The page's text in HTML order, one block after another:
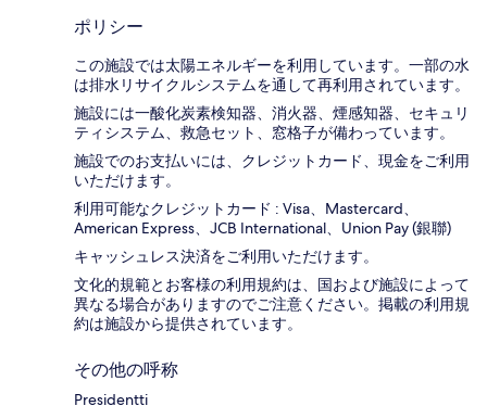
ポリシー
この施設では太陽エネルギーを利用しています。一部の水
は排水リサイクルシステムを通して再利用されています。
施設には一酸化炭素検知器、消火器、煙感知器、セキュリ
ティシステム、救急セット、窓格子が備わっています。
施設でのお支払いには、クレジットカード、現金をご利用
いただけます。
利用可能なクレジットカード : Visa、Mastercard、
American Express、JCB International、Union Pay (銀聯)
キャッシュレス決済をご利用いただけます。
文化的規範とお客様の利用規約は、国および施設によって
異なる場合がありますのでご注意ください。掲載の利用規
約は施設から提供されています。
その他の呼称
Presidentti